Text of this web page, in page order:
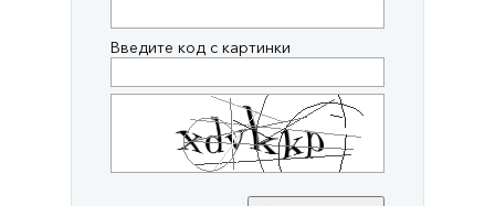
Введите код с картинки